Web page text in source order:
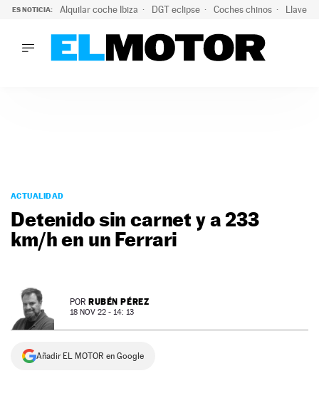
ES NOTICIA: Alquilar coche Ibiza DGT eclipse Coches chinos Llaves
PODCAST
MOTOS
TECNOLOGÍA
SUPERCOCHES
PREMIOS
SERVICIOS
ACTUALIDAD
Detenido sin carnet y a 233
km/h en un Ferrari
POR RUBÉN PÉREZ
18 NOV 22 - 14: 13
Añadir EL MOTOR en Google